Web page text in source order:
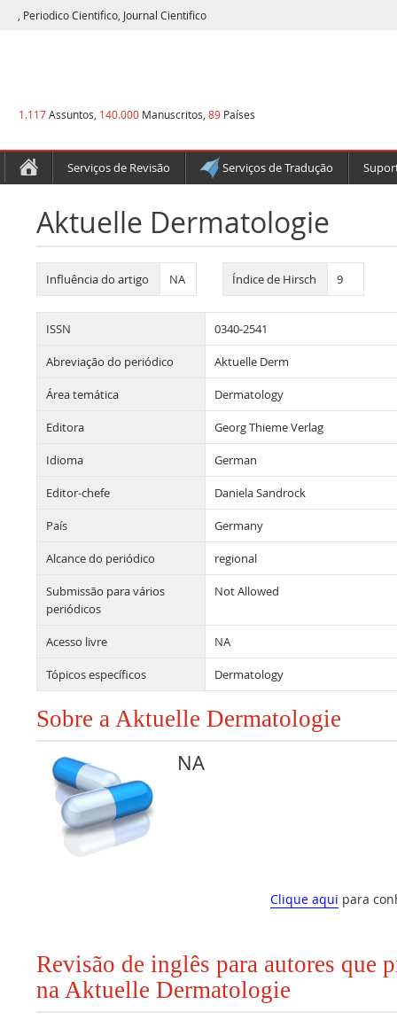
, Periodico Cientifico, Journal Cientifico
1.117Assuntos, 140.000 Manuscritos, 89 Países
Serviços de Revisão Serviços de Tradução
Aktuelle Dermatologie
Influência do artigo NA Índice de Hirsch 9
ISSN 0340-2541
Abreviação do periódico Aktuelle Derm
Área temática Dermatology
Editora Georg Thieme Verlag
Idioma German
Editor-chefe Daniela Sandrock
País Germany
Alcance do periódico regional
Submissão para vários
periódicos
Not Allowed
Acesso livre NA
Tópicos específicos Dermatology
Sobre a Aktuelle Dermatologie
NA
Clique aqui para
Revisão de inglês para autores que
na Aktuelle Dermatologie